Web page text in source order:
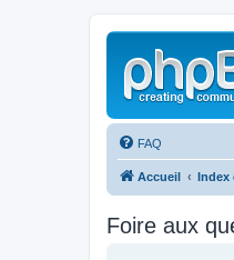
FAQ
Accueil Index
Foire aux